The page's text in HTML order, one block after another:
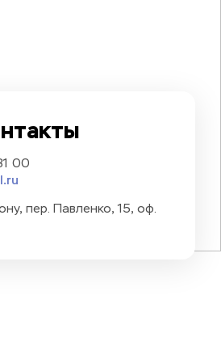
00
пер. Павленко, 15, оф.